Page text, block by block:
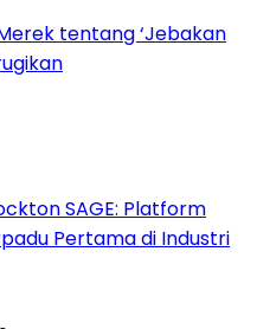
tentang ‘Jebakan
SAGE: Platform
Pertama di Industri